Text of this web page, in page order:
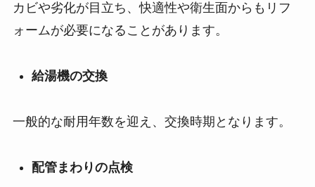
カビや劣化が目立ち、快適性や衛生面からもリフ
ォームが必要になることがあります。
給湯機の交換
一般的な耐用年数を迎え、交換時期となります。
配管まわりの点検